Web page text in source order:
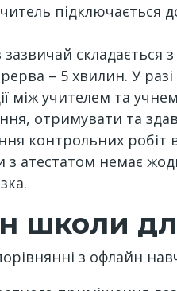
підключається
складається
– 5 хвилин. У
між учителем та
отримувати та
контрольних робіт
з атестатом немає
школи
з офлайн